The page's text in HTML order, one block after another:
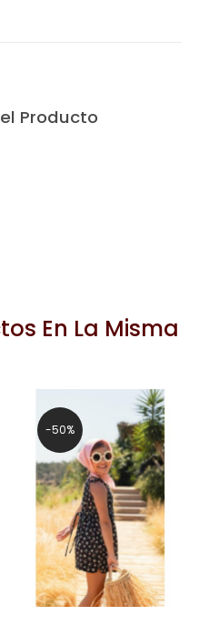
Producto
En La Misma
-50%